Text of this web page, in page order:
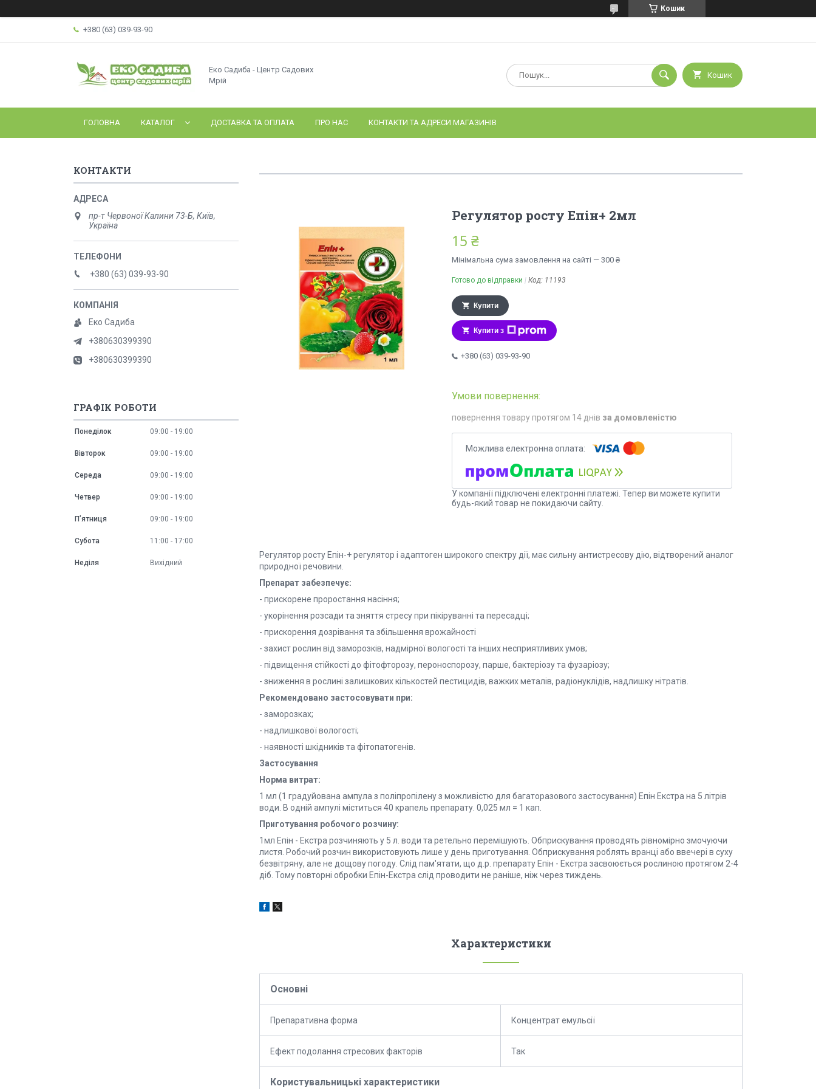
Кошик
+380 (63) 039-93-90
Еко Садиба - Центр Садових
Мрій
Кошик
ГОЛОВНА КАТАЛОГ ДОСТАВКА ТА ОПЛАТА ПРО НАС КОНТАКТИ ТА АДРЕСИ МАГАЗИНІВ
Регулятор росту Епін+ 2мл
15 ₴
Мінімальна сума замовлення на сайті — 300 ₴
Готово до відправки Код: 11193
Купити
Купити з
+380 (63) 039-93-90
повернення товару протягом 14 днів за домовленістю
У компанії підключені електронні платежі. Тепер ви можете купити
будь-який товар не покидаючи сайту.
Регулятор росту Епін-+ регулятор і адаптоген широкого спектру дії, має сильну антистресову дію, відтворений аналог
природної речовини.
Препарат забезпечує:
- прискорене проростання насіння;
- укорінення розсади та зняття стресу при пікіруванні та пересадці;
- прискорення дозрівання та збільшення врожайності
- захист рослин від заморозків, надмірної вологості та інших несприятливих умов;
- підвищення стійкості до фітофторозу, пероноспорозу, парше, бактеріозу та фузаріозу;
- зниження в рослині залишкових кількостей пестицидів, важких металів, радіонуклідів, надлишку нітратів.
Рекомендовано застосовувати при:
- заморозках;
- надлишкової вологості;
- наявності шкідників та фітопатогенів.
Застосування
Норма витрат:
1 мл (1 градуйована ампула з поліпропілену з можливістю для багаторазового застосування) Епін Екстра на 5 літрів
води. В одній ампулі міститься 40 крапель препарату. 0,025 мл = 1 кап.
Приготування робочого розчину:
1мл Епін - Екстра розчиняють у 5 л. води та ретельно перемішують. Обприскування проводять рівномірно змочуючи
листя. Робочий розчин використовують лише у день приготування. Обприскування роблять вранці або ввечері в суху
безвітряну, але не дощову погоду. Слід пам'ятати, що д.р. препарату Епін - Екстра засвоюється рослиною протягом 2-4
діб. Тому повторні обробки Епін-Екстра слід проводити не раніше, ніж через тиждень.
Характеристики
Основні
Препаративна форма Концентрат емульсії
Ефект подолання стресових факторів Так
Користувальницькі характеристики
КОНТАКТИ
пр-т Червоної Калини 73-Б, Київ,
Україна
+380 (63) 039-93-90
Еко Садиба
+380630399390
+380630399390
ГРАФІК РОБОТИ
Понеділок 09:00 19:00
Вівторок 09:00 19:00
Середа 09:00 19:00
Четвер 09:00 19:00
Пʼятниця 09:00 19:00
Субота 11:00 17:00
Неділя Вихідний